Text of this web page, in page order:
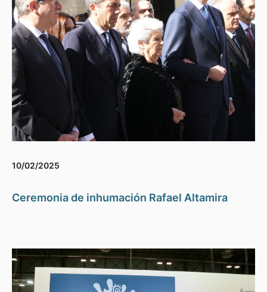
10/02/2025
Ceremonia de inhumación Rafael Altamira